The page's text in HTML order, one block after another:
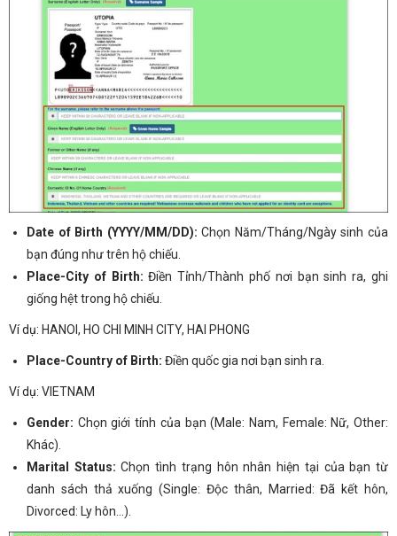
Date of Birth (YYYY/MM/DD):Chọn Năm/Tháng/Ngày sinh của
bạn đúng như trên hộ chiếu.
Place-City of Birth: Điền Tỉnh/Thành phố nơi bạn sinh ra, ghi
giống hệt trong hộ chiếu.
Ví dụ: HANOI, HO CHI MINH CITY, HAI PHONG
Place-Country of Birth: Điền quốc gia nơi bạn sinh ra.
Ví dụ: VIETNAM
Gender: Chọn giới tính của bạn (Male: Nam, Female: Nữ, Other:
Khác).
Marital Status: Chọn tình trạng hôn nhân hiện tại của bạn từ
danh sách thả xuống (Single: Độc thân, Married: Đã kết hôn,
Divorced: Ly hôn…).